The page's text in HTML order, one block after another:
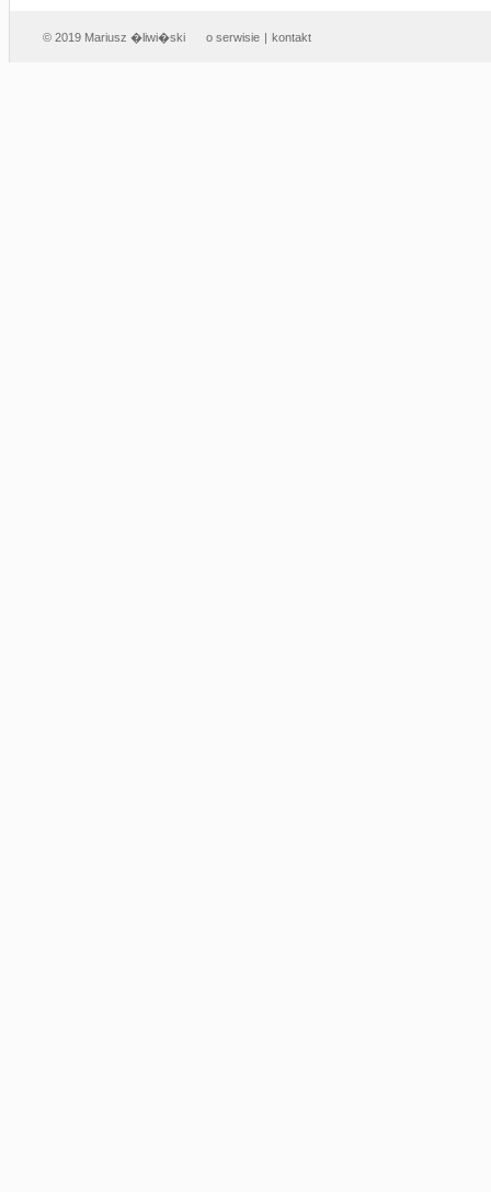
© 2019 Mariusz �liwi�ski o serwisie | kontakt